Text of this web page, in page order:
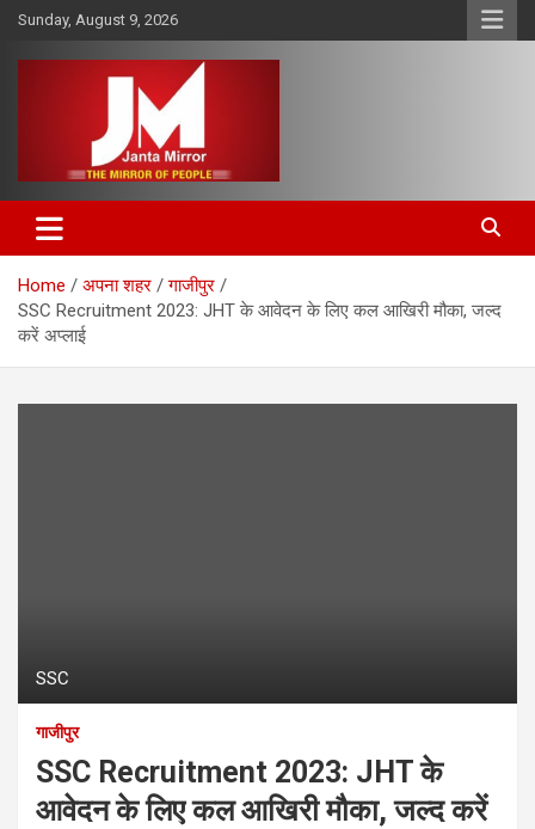
Skip
content
Sunday, August 9, 2026
Janta Mirror
Home अपना शहर
गाजीपुर
SSC Recruitment 2023: JHT के आवेदन के लिए कल आखिरी मौका, जल्द
करें अप्लाई
SSC
गाजीपुर
SSC Recruitment 2023: JHT के
आवेदन के लिए कल आखिरी मौका, जल्द करें